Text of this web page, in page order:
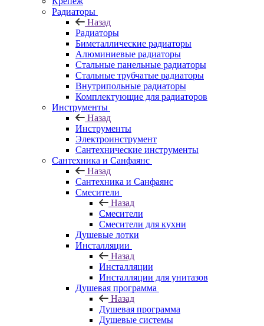
Радиаторы
Назад
Радиаторы
Биметаллические радиаторы
Алюминиевые радиаторы
Стальные панельные радиаторы
Стальные трубчатые радиаторы
Внутрипольные радиаторы
Комплектующие для радиаторов
Инструменты
Назад
Инструменты
Электроинструмент
Сантехнические инструменты
Сантехника и Санфаянс
Назад
Сантехника и Санфаянс
Смесители
Назад
Смесители
Смесители для кухни
Душевые лотки
Инсталляции
Назад
Инсталляции
Инсталляции для унитазов
Душевая программа
Назад
Душевая программа
Душевые системы